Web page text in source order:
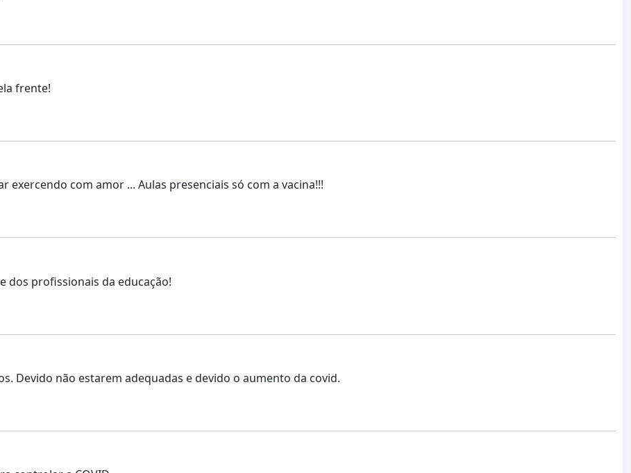
frente!
com amor ... Aulas presenciais só com a vacina!!!
dos profissionais da educação!
Devido não estarem adequadas e devido o aumento da covid.